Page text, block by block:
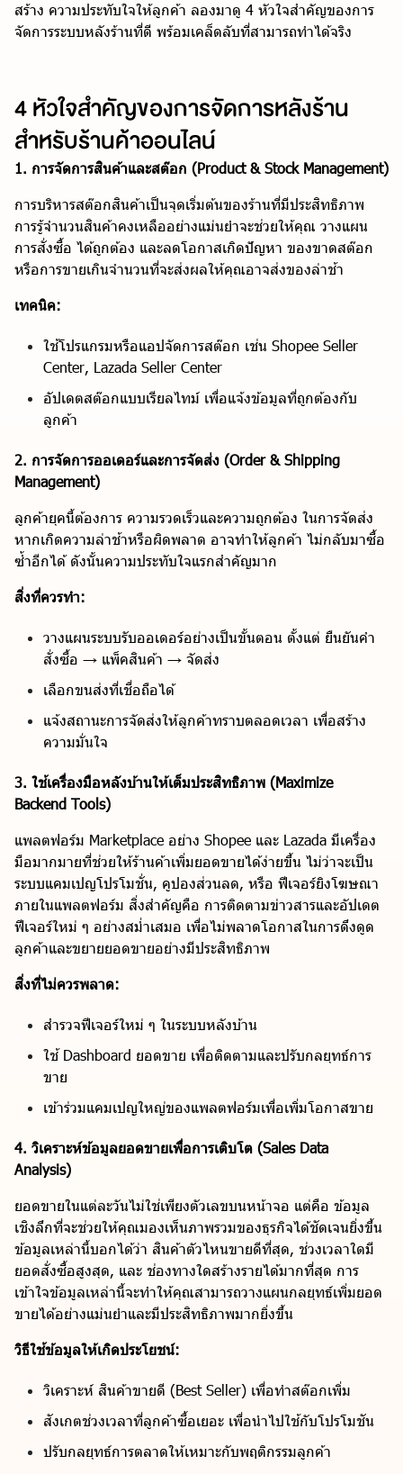
สร้าง ความประทับใจให้ลูกค้า ลองมาดู 4 หัวใจสำคัญของการ
จัดการระบบหลังร้านที่ดี พร้อมเคล็ดลับที่สามารถทำได้จริง
4 หัวใจสำคัญของการจัดการหลังร้าน
สำหรับร้านค้าออนไลน์
1. การจัดการสินค้าและสต๊อก (Product & Stock Management)
การบริหารสต๊อกสินค้าเป็นจุดเริ่มต้นของร้านที่มีประสิทธิภาพ
การรู้จำนวนสินค้าคงเหลืออย่างแม่นยำจะช่วยให้คุณ วางแผน
การสั่งซื้อ ได้ถูกต้อง และลดโอกาสเกิดปัญหา ของขาดสต๊อก
หรือการขายเกินจำนวนที่จะส่งผลให้คุณอาจส่งของล่าช้า
เทคนิค:
ใช้โปรแกรมหรือแอปจัดการสต๊อก เช่น Shopee Seller
Center, Lazada Seller Center
อัปเดตสต๊อกแบบเรียลไทม์ เพื่อแจ้งข้อมูลที่ถูกต้องกับ
ลูกค้า
2. การจัดการออเดอร์และการจัดส่ง (Order & Shipping
Management)
ลูกค้ายุคนี้ต้องการ ความรวดเร็วและความถูกต้อง ในการจัดส่ง
หากเกิดความล่าช้าหรือผิดพลาด อาจทำให้ลูกค้า ไม่กลับมาซื้อ
ซ้ำอีกได้ ดังนั้นความประทับใจแรกสำคัญมาก
สิ่งที่ควรทำ:
วางแผนระบบรับออเดอร์อย่างเป็นขั้นตอน ตั้งแต่ ยืนยันคำ
สั่งซื้อ → แพ็คสินค้า → จัดส่ง
เลือกขนส่งที่เชื่อถือได้
แจ้งสถานะการจัดส่งให้ลูกค้าทราบตลอดเวลา เพื่อสร้าง
ความมั่นใจ
3. ใช้เครื่องมือหลังบ้านให้เต็มประสิทธิภาพ (Maximize
Backend Tools)
แพลตฟอร์ม Marketplace อย่าง Shopee และ Lazada มีเครื่อง
มือมากมายที่ช่วยให้ร้านค้าเพิ่มยอดขายได้ง่ายขึ้น ไม่ว่าจะเป็น
ระบบแคมเปญโปรโมชั่น, คูปองส่วนลด, หรือ ฟีเจอร์ยิงโฆษณา
ภายในแพลตฟอร์ม สิ่งสำคัญคือ การติดตามข่าวสารและอัปเดต
ฟีเจอร์ใหม่ ๆ อย่างสม่ำเสมอ เพื่อไม่พลาดโอกาสในการดึงดูด
ลูกค้าและขยายยอดขายอย่างมีประสิทธิภาพ
สิ่งที่ไม่ควรพลาด:
สำรวจฟีเจอร์ใหม่ ๆ ในระบบหลังบ้าน
ใช้ Dashboard ยอดขาย เพื่อติดตามและปรับกลยุทธ์การ
ขาย
เข้าร่วมแคมเปญใหญ่ของแพลตฟอร์มเพื่อเพิ่มโอกาสขาย
4. วิเคราะห์ข้อมูลยอดขายเพื่อการเติบโต (Sales Data
Analysis)
ยอดขายในแต่ละวันไม่ใช่เพียงตัวเลขบนหน้าจอ แต่คือ ข้อมูล
เชิงลึกที่จะช่วยให้คุณมองเห็นภาพรวมของธุรกิจได้ชัดเจนยิ่งขึ้น
ข้อมูลเหล่านี้บอกได้ว่า สินค้าตัวไหนขายดีที่สุด, ช่วงเวลาใดมี
ยอดสั่งซื้อสูงสุด, และ ช่องทางใดสร้างรายได้มากที่สุด การ
เข้าใจข้อมูลเหล่านี้จะทำให้คุณสามารถวางแผนกลยุทธ์เพิ่มยอด
ขายได้อย่างแม่นยำและมีประสิทธิภาพมากยิ่งขึ้น
วิธีใช้ข้อมูลให้เกิดประโยชน์:
วิเคราะห์ สินค้าขายดี (Best Seller) เพื่อทำสต๊อกเพิ่ม
สังเกตช่วงเวลาที่ลูกค้าซื้อเยอะ เพื่อนำไปใช้กับโปรโมชัน
ปรับกลยุทธ์การตลาดให้เหมาะกับพฤติกรรมลูกค้า